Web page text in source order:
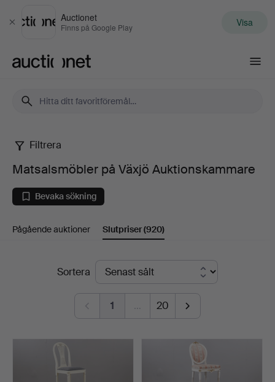
Stäng
Auctionet
Finns på Google Play Visa
Matsalsmöbler
på
Växjö
Auktionskammare
Filtrera
Matsalsmöbler på Växjö Auktionskammare
Bevaka sökning
Pågående auktioner Slutpriser(920)
SlutpriserSortera
1 … 20